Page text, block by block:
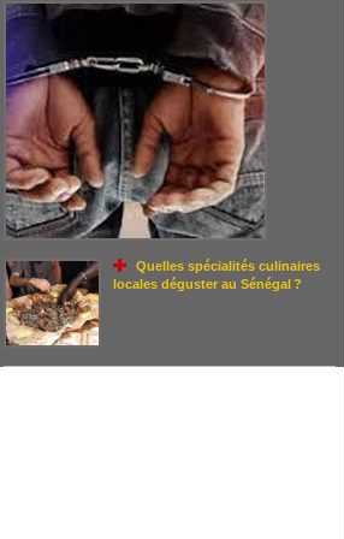
Quelles spécialités culinaires
locales déguster au Sénégal ?